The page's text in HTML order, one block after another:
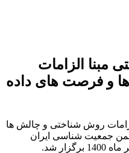
مبنا الزامات
و فرصت های داده
روش شناختی و چالش ها
جمعیت شناسی ایران